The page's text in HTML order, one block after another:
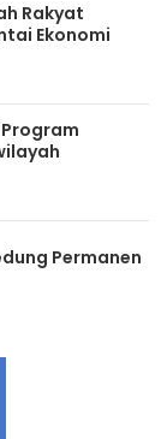
Rakyat
Ekonomi
Permanen